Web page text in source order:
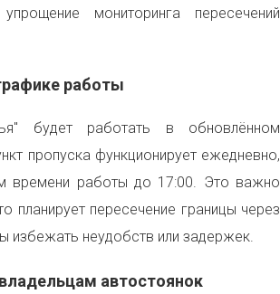
мониторинга пересечений
работы
будет работать в обновлённом
пропуска функционирует ежедневно,
времени работы до 17:00. Это важно
планирует пересечение границы через
избежать неудобств или задержек.
автостоянок